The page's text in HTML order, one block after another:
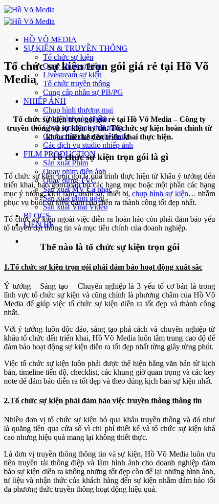
Skip
to
content
HỒ VÕ MEDIA
SỰ KIỆN & TRUYỀN THÔNG
Tổ chức sự kiện
Quay chụp sự kiện
Livestream sự kiện
Tổ chức truyền thông
Cung cấp nhân sự PB/PG
NHIẾP ẢNH
Chụp hình thương mại
Chụp hình sản phẩm
Chụp lookbook thời trang
Chụp chân dung nghệ thuật
Các dịch vụ studio nhiếp ảnh
FILM PRODUCTION
Sản xuất Phim
Quay phim điện ảnh
Quay dựng TVC
Sản xuất MV Ca nhạc
Sản xuất phim ngắn
Sản xuất Viral Video
BLOGS
LIÊN HỆ
Tổ chức sự kiện trọn gói giá rẻ tại Hồ Võ
Media
Tổ chức sự kiện trọn gói giá rẻ tại Hồ Võ Media – Công ty
truyền thông và sự kiện uy tín. Tổ chức sự kiện hoàn chỉnh từ
khâu thiết kế đến triển khai thực hiện.
Tổ chức sự kiện trọn gói là gì
Tổ chức sự kiện trọn gói là quá trình thực hiện từ khâu ý tưởng đến
triển khai, bao gồm toàn bộ các hạng mục hoặc một phần các hạng
mục ý tưởng, kịch bản, nhân sự, thiết bị,chụp hình sự kiện… nhằm
phục vụ buổi sự kiện đảm bảo diễn ra thành công tốt đẹp nhất.
Tổ chức sự kiện ngoài việc diễn ra hoàn hảo còn phải đảm bảo yếu
tố truyền đạt thông tin và mục tiêu chính của doanh nghiệp.
Thế nào là tổ chức sự kiện trọn gói
1.Tổ chức sự kiện trọn gói phải đảm bảo hoạt động xuất sắc
Ý tưởng – Sáng tạo – Chuyên nghiệp là 3 yếu tố cơ bản là trong
lĩnh vực tổ chức sự kiện và cũng chính là phương châm của Hồ Võ
Media để giúp việc tổ chức sự kiện diễn ra tốt đẹp và thành công
nhất.
Với ý tưởng luôn độc đáo, sáng tạo phá cách và chuyên nghiệp từ
khâu tổ chức đến triển khai, Hồ Võ Media luôn tâm trung cao độ để
đảm bảo hoạt động sự kiện diễn ra tốt đẹp nhất từng giây từng phút.
Việc tổ chức sự kiện luôn phải được thể hiện bằng văn bản từ kịch
bản, timeline tiến độ, checklist, các khung giờ quan trọng và các key
note để đảm bảo diễn ra tốt đẹp và theo đúng kịch bản sự kiện nhất.
2.Tổ chức sự kiện phải đảm bảo việc truyền thông thông tin
Nhiều đơn vị tổ chức sự kiện bỏ qua khâu truyền thông và đó như
là quăng tiền qua cửa sổ vì chi phí thiết kế và tổ chức sự kiện khá
cao nhưng hiệu quả mang lại không thiết thực.
Là đơn vị truyền thông thông tin và sự kiện, Hồ Võ Media luôn ưu
tiên truyền tải thông điệp và làm hình ảnh cho doanh nghiệp đảm
bảo sự kiện diễn ra không những tốt đẹp còn để lại những hình ảnh,
tư liệu và nhận thức của khách hàng đến sự kiện nhằm đảm bảo tối
đa phương thức truyền thông hoạt động hiệu quả.